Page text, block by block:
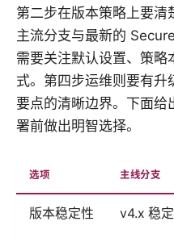
第二步在版本策略上要
主流分支与最新的
需要关注默认设置、策略
式。第四步运维则要有
要点的清晰边界。下面给
署前做出明智选择。
选项 主线分支
版本稳定性 v4.x 稳